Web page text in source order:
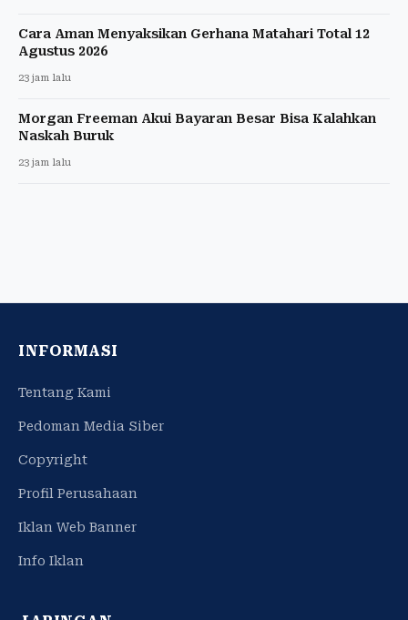
Cara Aman Menyaksikan Gerhana Matahari Total 12
Agustus 2026
23 jam lalu
Morgan Freeman Akui Bayaran Besar Bisa Kalahkan
Naskah Buruk
23 jam lalu
INFORMASI
Tentang Kami
Pedoman Media Siber
Copyright
Profil Perusahaan
Iklan Web Banner
Info Iklan